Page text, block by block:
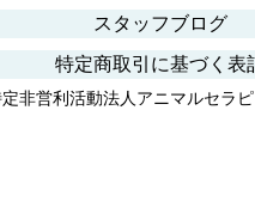
スタッフブログ
特定商取引に基づく表
非営利活動法人アニマルセラ